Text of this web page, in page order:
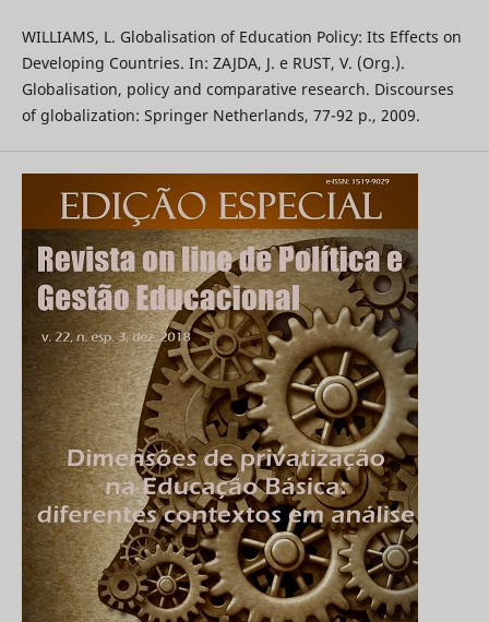
WILLIAMS, L. Globalisation of Education Policy: Its Effects on
Developing Countries. In: ZAJDA, J. e RUST, V. (Org.).
Globalisation, policy and comparative research. Discourses
of globalization: Springer Netherlands, 77-92 p., 2009.